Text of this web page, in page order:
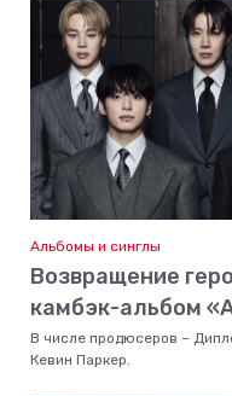
Альбомы и синглы
Возвращение
камбэк-альбом
В числе продюсеров –
Кевин Паркер.